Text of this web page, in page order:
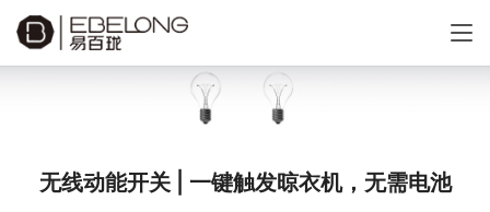
无线动能开关 | 一键触发晾衣机，无需电池